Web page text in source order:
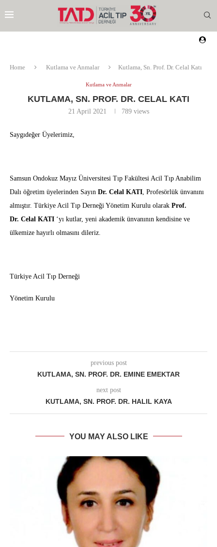
Home Kutlama ve Anmalar Kutlama, Sn. Prof. Dr. Celal Katı
Kutlama ve Anmalar
KUTLAMA, SN. PROF. DR. CELAL KATI
21 April 2021 789views
Saygıdeğer Üyelerimiz,
Samsun Ondokuz Mayız Üniversitesi Tıp Fakültesi Acil Tıp Anabilim
Dalı öğretim üyelerinden Sayın Dr. Celal KATI , Profesörlük ünvanını
almıştır. Türkiye Acil Tıp Derneği Yönetim Kurulu olarak Prof.
Dr. Celal KATI ‘yı kutlar, yeni akademik ünvanının kendisine ve
ülkemize hayırlı olmasını dileriz.
Türkiye Acil Tıp Derneği
Yönetim Kurulu
previous post
KUTLAMA, SN. PROF. DR. EMINE EMEKTAR
next post
KUTLAMA, SN. PROF. DR. HALIL KAYA
YOU MAY ALSO LIKE